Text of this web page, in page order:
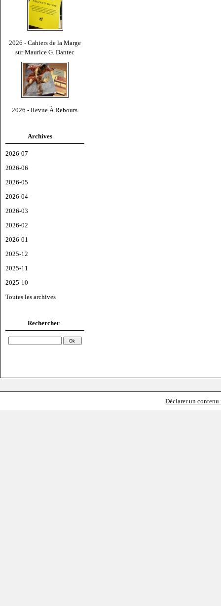
2026 - Cahiers de la Marge
sur Maurice G. Dantec
2026 - Revue À Rebours
Archives
2026-07
2026-06
2026-05
2026-04
2026-03
2026-02
2026-01
2025-12
2025-11
2025-10
Toutes les archives
Rechercher
Déclarer un